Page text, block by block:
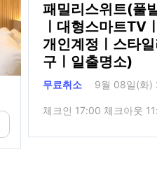
패밀리스위트(풀
ㅣ대형스마트TV
개인계정ㅣ스타
구ㅣ일출명소)
무료취소 9월 08일(화)
체크인 17:00 체크아웃